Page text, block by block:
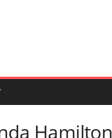
Hamilton